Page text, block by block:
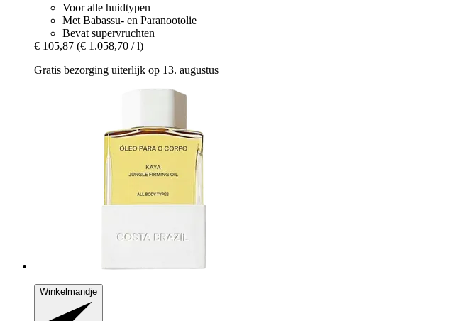
Voor alle huidtypen
Met Babassu- en Paranootolie
Bevat supervruchten
€ 105,87 (€ 1.058,70 / l)
Gratis bezorging uiterlijk op 13. augustus
Winkelmandje